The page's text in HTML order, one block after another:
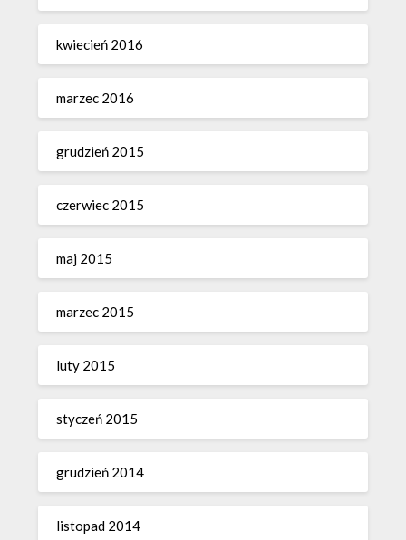
kwiecień 2016
marzec 2016
grudzień 2015
czerwiec 2015
maj 2015
marzec 2015
luty 2015
styczeń 2015
grudzień 2014
listopad 2014